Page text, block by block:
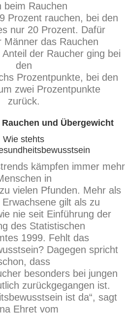
beim Rauchen
Prozent rauchen, bei den
nur 20 Prozent. Dafür
Männer das Rauchen
der Raucher ging bei
den
Prozentpunkte, bei den
zwei Prozentpunkte
zurück.
und Übergewicht
Wie stehts
kämpfen immer mehr
in
vielen Pfunden. Mehr als
gilt als zu
nie seit Einführung der
des Statistischen
1999. Fehlt das
Dagegen spricht
dass
besonders bei jungen
zurückgegangen ist.
ist da“, sagt
Ehret vom